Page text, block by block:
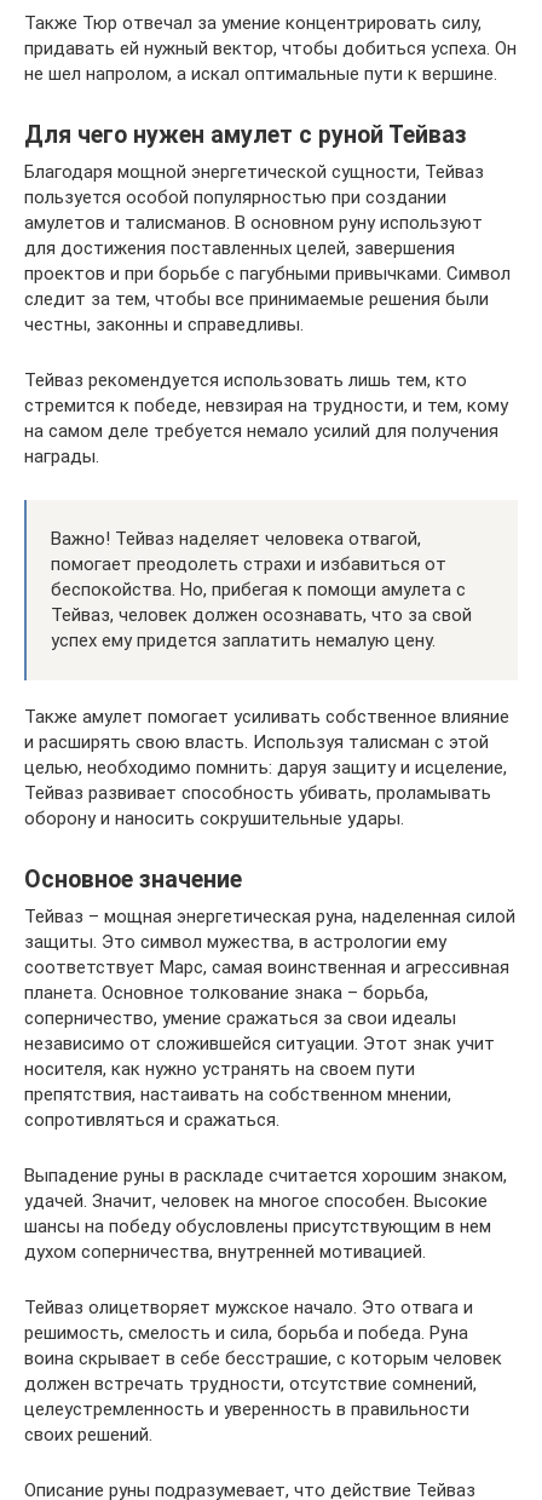
Также Тюр отвечал за умение концентрировать силу,
придавать ей нужный вектор, чтобы добиться успеха. Он
не шел напролом, а искал оптимальные пути к вершине.
Для чего нужен амулет с руной Тейваз
Благодаря мощной энергетической сущности, Тейваз
пользуется особой популярностью при создании
амулетов и талисманов. В основном руну используют
для достижения поставленных целей, завершения
проектов и при борьбе с пагубными привычками. Символ
следит за тем, чтобы все принимаемые решения были
честны, законны и справедливы.
Тейваз рекомендуется использовать лишь тем, кто
стремится к победе, невзирая на трудности, и тем, кому
на самом деле требуется немало усилий для получения
награды.
Важно! Тейваз наделяет человека отвагой,
помогает преодолеть страхи и избавиться от
беспокойства. Но, прибегая к помощи амулета с
Тейваз, человек должен осознавать, что за свой
успех ему придется заплатить немалую цену.
Также амулет помогает усиливать собственное влияние
и расширять свою власть. Используя талисман с этой
целью, необходимо помнить: даруя защиту и исцеление,
Тейваз развивает способность убивать, проламывать
оборону и наносить сокрушительные удары.
Основное значение
Тейваз – мощная энергетическая руна, наделенная силой
защиты. Это символ мужества, в астрологии ему
соответствует Марс, самая воинственная и агрессивная
планета. Основное толкование знака – борьба,
соперничество, умение сражаться за свои идеалы
независимо от сложившейся ситуации. Этот знак учит
носителя, как нужно устранять на своем пути
препятствия, настаивать на собственном мнении,
сопротивляться и сражаться.
Выпадение руны в раскладе считается хорошим знаком,
удачей. Значит, человек на многое способен. Высокие
шансы на победу обусловлены присутствующим в нем
духом соперничества, внутренней мотивацией.
Тейваз олицетворяет мужское начало. Это отвага и
решимость, смелость и сила, борьба и победа. Руна
воина скрывает в себе бесстрашие, с которым человек
должен встречать трудности, отсутствие сомнений,
целеустремленность и уверенность в правильности
своих решений.
Описание руны подразумевает, что действие Тейваз